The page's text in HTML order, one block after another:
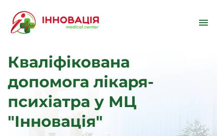
Кваліфікована
допомога лiкаря-
психіатра у МЦ
"Інновація"